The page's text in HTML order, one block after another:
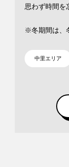
思わず時間を
※冬期間は、
中里エリア